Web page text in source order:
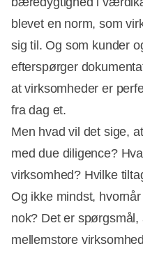
blevet en norm, som
sig til. Og som kunder
efterspørger
at virksomheder er
fra dag et.
Men hvad vil det sige,
med due diligence?
virksomhed? Hvilke
Og ikke mindst,
nok? Det er
mellemstore